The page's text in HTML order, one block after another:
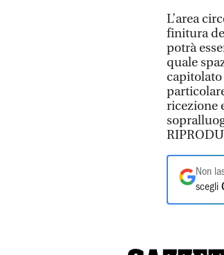
L’area
finitura
potrà
quale
capitolato
ricezione
Non
scegli